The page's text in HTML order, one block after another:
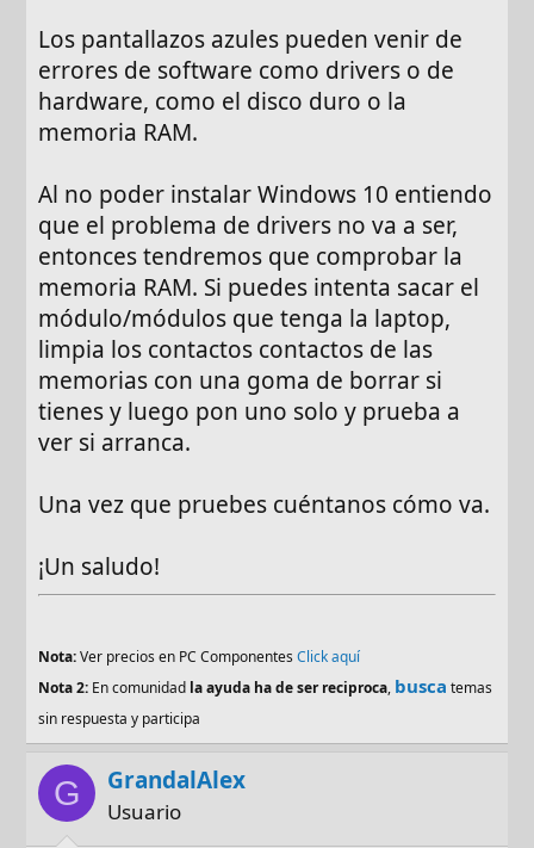
Los pantallazos azules pueden venir de
errores de software como drivers o de
hardware, como el disco duro o la
memoria RAM.
Al no poder instalar Windows 10 entiendo
que el problema de drivers no va a ser,
entonces tendremos que comprobar la
memoria RAM. Si puedes intenta sacar el
módulo/módulos que tenga la laptop,
limpia los contactos contactos de las
memorias con una goma de borrar si
tienes y luego pon uno solo y prueba a
ver si arranca.
Una vez que pruebes cuéntanos cómo va.
¡Un saludo!
Nota:Ver precios en PC ComponentesClick aquí
Nota 2: En comunidad la ayuda ha de ser reciproca, busca temas
sin respuesta y participa
G GrandalAlex
Usuario